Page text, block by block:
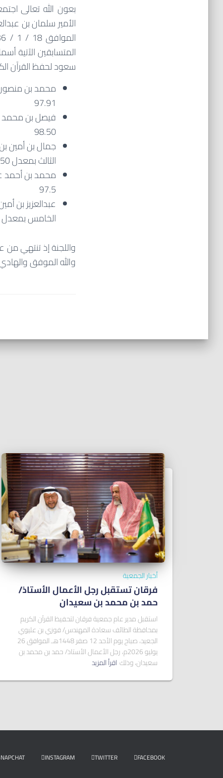
بعون الله تعالى
الأمير سلمان بن
المتسابقين الآتية
سعود لحفظ القرآن
محمد بن منصور
97.91
فيصل بن محمد
98.50
جمال بن أمين
الثالث بمعدل 96.50
محمد بن أحمد
97.5
عبدالعزيز بن
الخامس بمعدل 96.91
واللجنة إذ تنتهي من
والله الموفق
أخبار الجمعية
فرقان تستقبل رجل الأعمال الأستاذ/
ﺣﻤﺪ ﺑﻦ ﻣﺤﻤﺪ ﺑﻦ ﺳﻌﻴﺪان
استقبل مدير عام جمعية فرقان لتحفيظ القرآن الكريم
بمحافظة الطائف سعادة المهندس/ فوزي بن عليوي
الجعيد، صباح يوم الأحد 12 صفر 1448هـ الموافق 26
يوليو 2026م، رجل الأعمال الأستاذ/ حمد بن محمد بن
سعيدان، وذلك اقرأ المزيد
FACEBOOK
TWITTER
INSTAGRAM